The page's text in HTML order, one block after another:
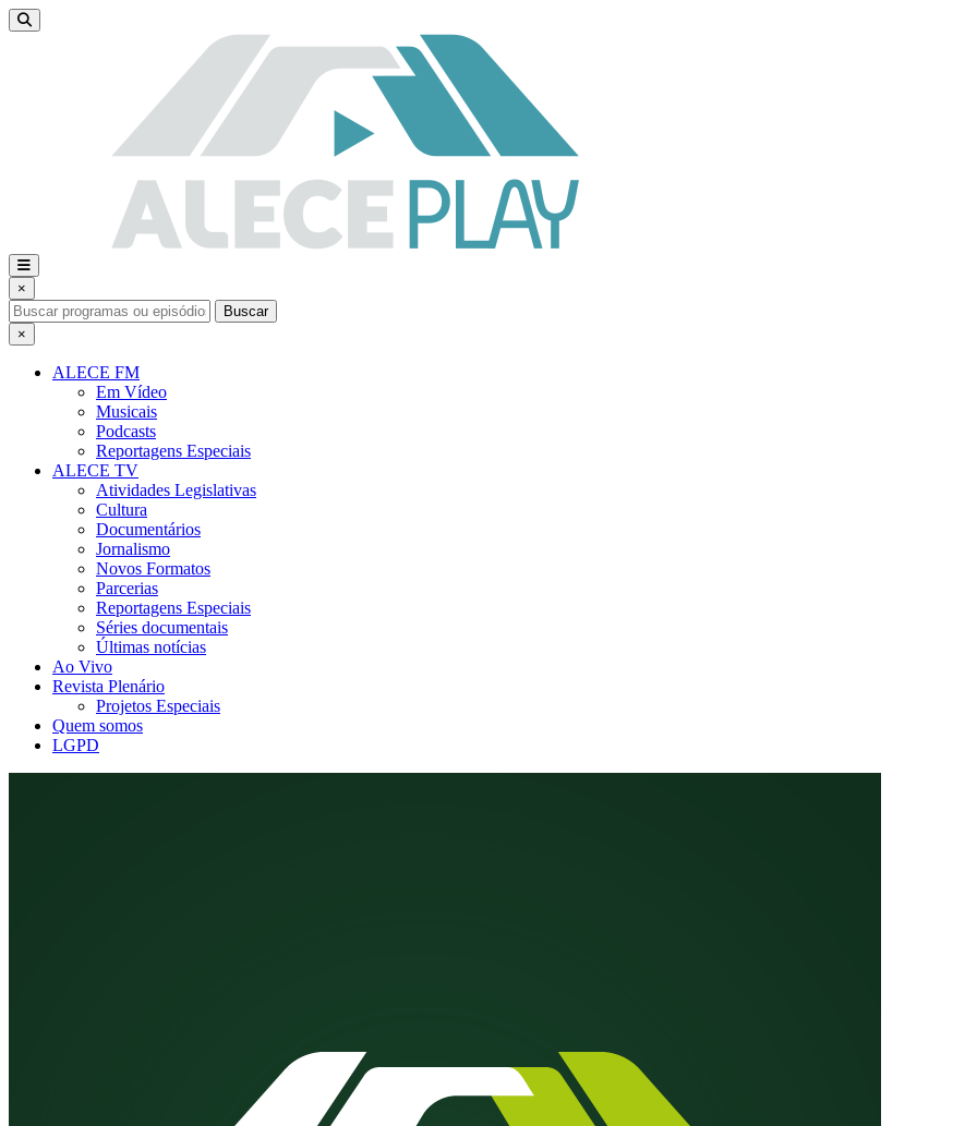
×
Buscar
×
ALECE FM
Em Vídeo
Musicais
Podcasts
Reportagens Especiais
ALECE TV
Atividades Legislativas
Cultura
Documentários
Jornalismo
Novos Formatos
Parcerias
Reportagens Especiais
Séries documentais
Últimas notícias
Ao Vivo
Revista Plenário
Projetos Especiais
Quem somos
LGPD